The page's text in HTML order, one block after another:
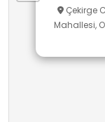
Çekirge
Mahallesi,